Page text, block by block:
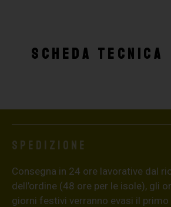
SCHEDA TECNICA
Spedizione
Consegna in 24 ore lavorative dal
dell’ordine (48 ore per le isole), gli
giorni festivi verranno evasi il